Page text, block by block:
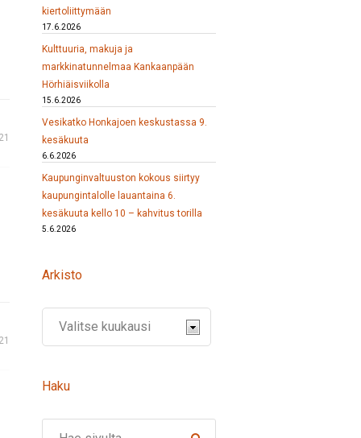
kiertoliittymään
17.6.2026
Kulttuuria, makuja ja
markkinatunnelmaa Kankaanpään
Hörhiäisviikolla
15.6.2026
Vesikatko Honkajoen keskustassa 9.
kesäkuuta
6.6.2026
Kaupunginvaltuuston kokous siirtyy
kaupungintalolle lauantaina 6.
kesäkuuta kello 10 – kahvitus torilla
5.6.2026
Arkisto
Haku